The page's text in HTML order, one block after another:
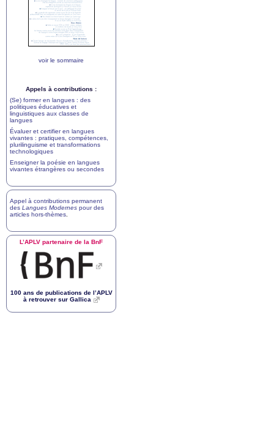
voir le sommaire
Appels à contributions :
(Se) former en langues : des
politiques éducatives et
linguistiques aux classes de
langues
Évaluer et certifier en langues
vivantes : pratiques, compétences,
plurilinguisme et transformations
technologiques
Enseigner la poésie en langues
vivantes étrangères ou secondes
Appel à contributions permanent
des Langues Modernes pour des
articles hors-thèmes
L’APLV partenaire de la BnF
100 ans de publications de l’APLV
à retrouver sur Gallica